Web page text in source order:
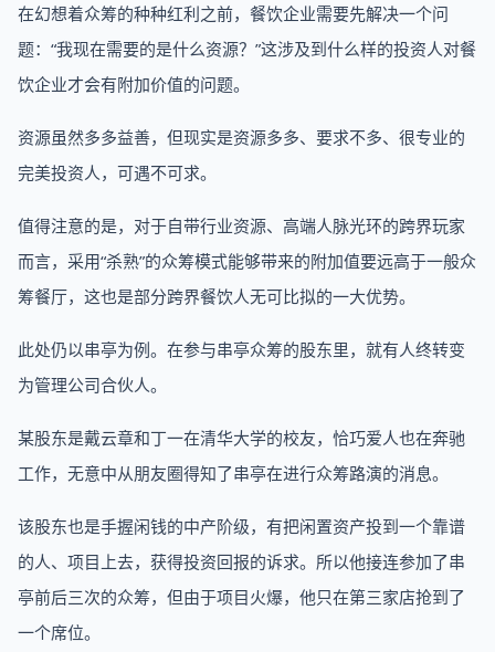
在幻想着众筹的种种红利之前，餐饮企业需要先解决一个问
题：“我现在需要的是什么资源？”这涉及到什么样的投资人对餐
饮企业才会有附加价值的问题。
资源虽然多多益善，但现实是资源多多、要求不多、很专业的
完美投资人，可遇不可求。
值得注意的是，对于自带行业资源、高端人脉光环的跨界玩家
而言，采用“杀熟”的众筹模式能够带来的附加值要远高于一般众
筹餐厅，这也是部分跨界餐饮人无可比拟的一大优势。
此处仍以串亭为例。在参与串亭众筹的股东里，就有人终转变
为管理公司合伙人。
某股东是戴云章和丁一在清华大学的校友，恰巧爱人也在奔驰
工作，无意中从朋友圈得知了串亭在进行众筹路演的消息。
该股东也是手握闲钱的中产阶级，有把闲置资产投到一个靠谱
的人、项目上去，获得投资回报的诉求。所以他接连参加了串
亭前后三次的众筹，但由于项目火爆，他只在第三家店抢到了
一个席位。